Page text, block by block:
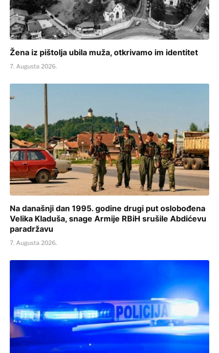
Žena iz pištolja ubila muža, otkrivamo im identitet
7. Augusta 2026.
Na današnji dan 1995. godine drugi put oslobođena
Velika Kladuša, snage Armije RBiH srušile Abdićevu
paradržavu
7. Augusta 2026.